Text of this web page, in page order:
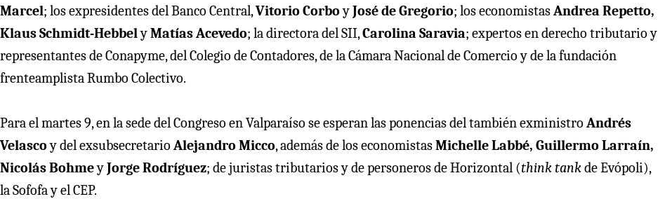
Marcel; los expresidentes del Banco Central,Vitorio CorboyJosé de Gregorio; los economistasAndrea Repetto,
Klaus Schmidt-HebbelyMatías Acevedo; la directora del SII,Carolina Saravia; expertos en derecho tributario y
representantes de Conapyme, del Colegio de Contadores, de la Cámara Nacional de Comercio y de la fundación
frenteamplista Rumbo Colectivo.
Para el martes 9, en la sede del Congreso en Valparaíso se esperan las ponencias del también exministro Andrés
Velascoy del exsubsecretario Alejandro Micco, además de los economistasMichelle Labbé, Guillermo Larraín,
Nicolás BohmeyJorge Rodríguez; de juristas tributarios y de personeros de Horizontal (think tankde Evópoli),
la Sofofa y el CEP.